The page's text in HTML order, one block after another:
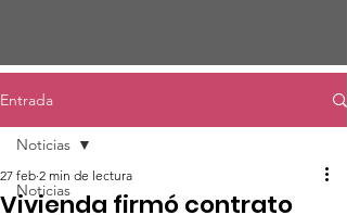
Entrada
Noticias
Noticias
Vivienda firmó contrato
27 feb 2 min de lectura